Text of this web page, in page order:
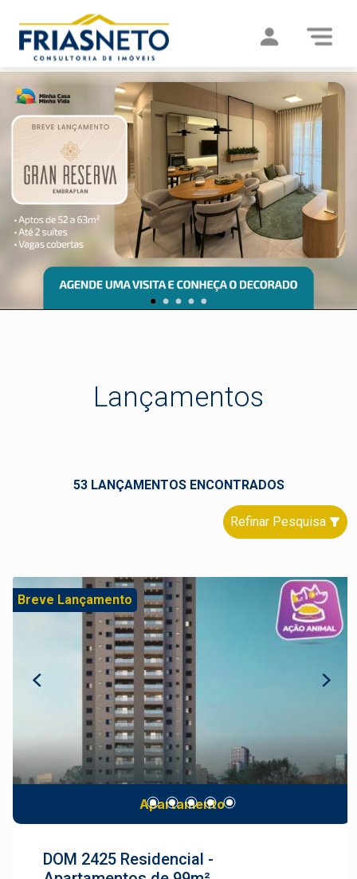
Lançamentos
53 LANÇAMENTOS ENCONTRADOS
Refinar Pesquisa
Breve Lançamento
Apartamento
DOM 2425 Residencial -